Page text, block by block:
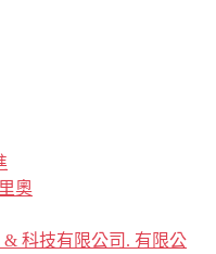
奧
& 科技有限公司. 有限公